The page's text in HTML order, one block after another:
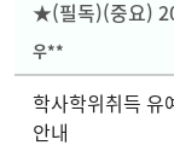
★(필독)(중요)
1.)★
우**
학사학위취득
안내